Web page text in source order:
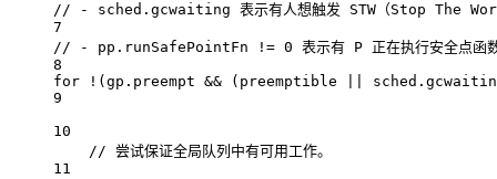
// - sched.gcwaiting 表示有人想触发 STW（Stop The
7
// - pp.runSafePointFn != 0 表示有 P 正在执行安全点函
8
for
! (gp.preempt && (preemptible
9
10
// 尝试保证全局队列中有可用工作。
11